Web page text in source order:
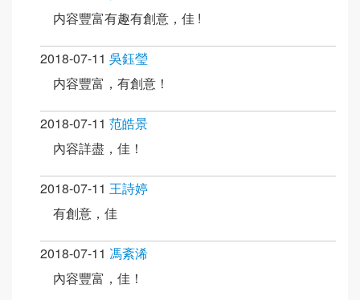
内容豐富有趣有創意，佳 !
2018-07-11 吳鈺瑩
内容豐富，有創意！
2018-07-11 范皓景
內容詳盡，佳！
2018-07-11 王詩婷
有創意，佳
2018-07-11 馮紊浠
內容豐富，佳！